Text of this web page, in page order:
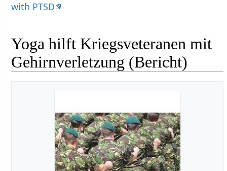
with PTSD
Yoga hilft Kriegsveteranen mit
Gehirnverletzung (Bericht)